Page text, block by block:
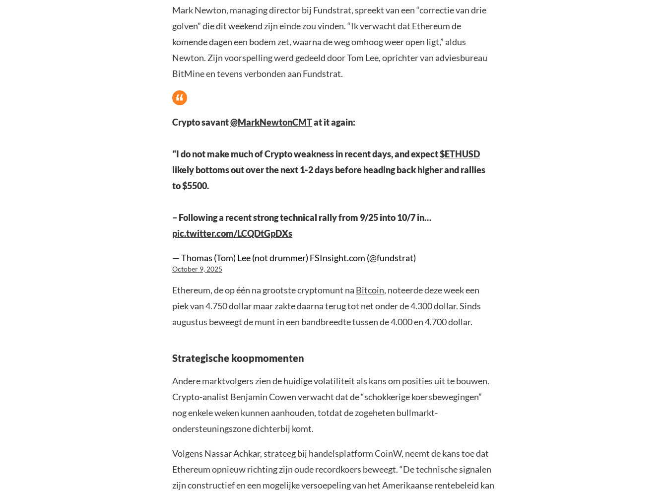
Mark Newton, managing director bij Fundstrat, spreekt van een “correctie van drie
golven” die dit weekend zijn einde zou vinden. “Ik verwacht dat Ethereum de
komende dagen een bodem zet, waarna de weg omhoog weer open ligt,” aldus
Newton. Zijn voorspelling werd gedeeld door Tom Lee, oprichter van adviesbureau
BitMine en tevens verbonden aan Fundstrat.
Crypto savant@MarkNewtonCMTat it again:
"I do not make much of Crypto weakness in recent days, and expect$ETHUSD
likely bottoms out over the next 1-2 days before heading back higher and rallies
to $5500.
– Following a recent strong technical rally from 9/25 into 10/7 in…
pic.twitter.com/LCQDtGpDXs
— Thomas (Tom) Lee (not drummer) FSInsight.com (@fundstrat)
October 9, 2025
Ethereum, de op één na grootste cryptomunt na Bitcoin, noteerde deze week een
piek van 4.750 dollar maar zakte daarna terug tot net onder de 4.300 dollar. Sinds
augustus beweegt de munt in een bandbreedte tussen de 4.000 en 4.700 dollar.
Strategische koopmomenten
Andere marktvolgers zien de huidige volatiliteit als kans om posities uit te bouwen.
Crypto-analist Benjamin Cowen verwacht dat de “schokkerige koersbewegingen”
nog enkele weken kunnen aanhouden, totdat de zogeheten bullmarkt-
ondersteuningszone dichterbij komt.
Volgens Nassar Achkar, strateeg bij handelsplatform CoinW, neemt de kans toe dat
Ethereum opnieuw richting zijn oude recordkoers beweegt. “De technische signalen
zijn constructief en een mogelijke versoepeling van het Amerikaanse rentebeleid kan